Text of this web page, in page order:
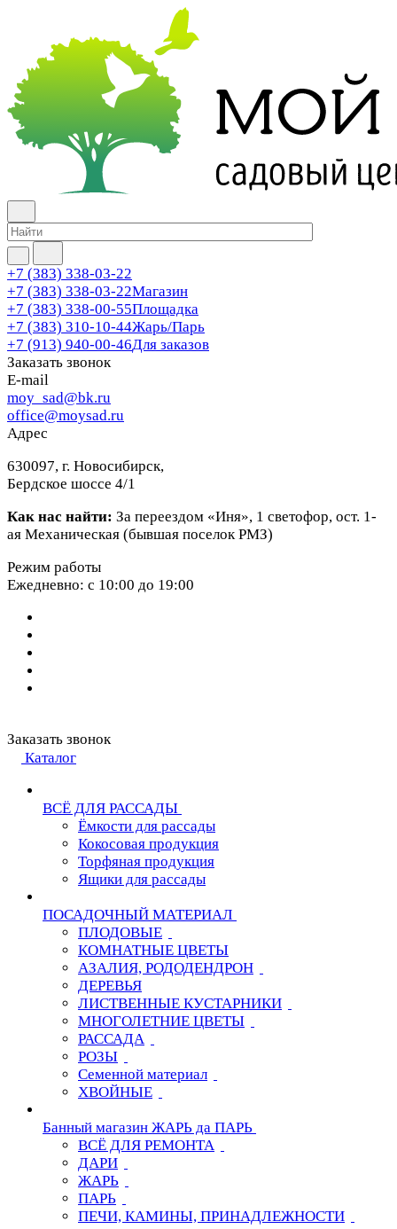
+7 (383) 338-03-22
+7 (383) 338-03-22Магазин
+7 (383) 338-00-55Площадка
+7 (383) 310-10-44Жарь/Парь
+7 (913) 940-00-46Для заказов
Заказать звонок
E-mail
moy_sad@bk.ru
office@moysad.ru
Адрес
630097, г. Новосибирск,
Бердское шоссе 4/1
Как нас найти: За переездом «Иня», 1 светофор, ост. 1-
ая Механическая (бывшая поселок РМЗ)
Режим работы
Ежедневно: с 10:00 до 19:00
Заказать звонок
Каталог
ВСЁ ДЛЯ РАССАДЫ
Ёмкости для рассады
Кокосовая продукция
Торфяная продукция
Ящики для рассады
ПОСАДОЧНЫЙ МАТЕРИАЛ
ПЛОДОВЫЕ
КОМНАТНЫЕ ЦВЕТЫ
АЗАЛИЯ, РОДОДЕНДРОН
ДЕРЕВЬЯ
ЛИСТВЕННЫЕ КУСТАРНИКИ
МНОГОЛЕТНИЕ ЦВЕТЫ
РАССАДА
РОЗЫ
Семенной материал
ХВОЙНЫЕ
Банный магазин ЖАРЬ да ПАРЬ
ВСЁ ДЛЯ РЕМОНТА
ДАРИ
ЖАРЬ
ПАРЬ
ПЕЧИ, КАМИНЫ, ПРИНАДЛЕЖНОСТИ